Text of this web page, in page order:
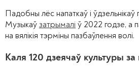
Падобны лёс напаткаў і
Музыкаўзатрымалі ў 2022 годзе, а
на вялікія тэрміны пазбаўлення волі.
Каля 120 дзеячаў культуры за